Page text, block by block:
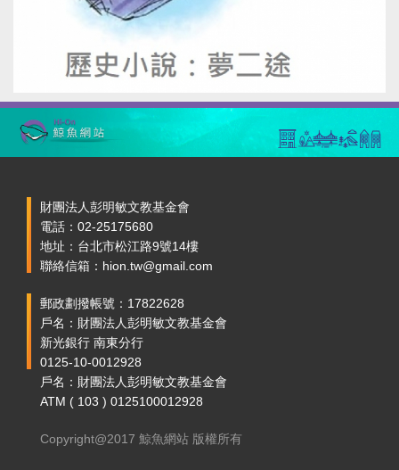
財團法人彭明敏文教基金會
電話：02-25175680
地址：台北市松江路9號14樓
聯絡信箱：hion.tw@gmail.com
郵政劃撥帳號：17822628
戶名：財團法人彭明敏文教基金會
新光銀行 南東分行
0125-10-0012928
戶名：財團法人彭明敏文教基金會
ATM ( 103 ) 0125100012928
Copyright@2017 鯨魚網站 版權所有